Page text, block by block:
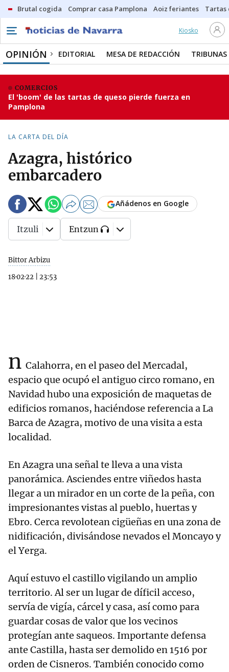
Brutal cogida Comprar casa Pamplona Aoiz feriantes Tartas
Kiosko
OPINIÓN EDITORIAL MESA DE REDACCIÓN TRIBUNAS
COMERCIOS
El 'boom' de las tartas de queso pierde fuerza en
Pamplona
LA CARTA DEL DÍA
Azagra, histórico
embarcadero
Bittor Arbizu
18·02·22
23:53
Añádenos en Google
Itzuli Entzun
n Calahorra, en el paseo del Mercadal,
espacio que ocupó el antiguo circo romano, en
Navidad hubo una exposición de maquetas de
edificios romanos, haciéndose referencia a La
Barca de Azagra, motivo de una visita a esta
localidad.
En Azagra una señal te lleva a una vista
panorámica. Asciendes entre viñedos hasta
llegar a un mirador en un corte de la peña, con
impresionantes vistas al pueblo, huertas y
Ebro. Cerca revolotean cigüeñas en una zona de
nidificación, divisándose nevados el Moncayo y
el Yerga.
Aquí estuvo el castillo vigilando un amplio
territorio. Al ser un lugar de díficil acceso,
servía de vigía, cárcel y casa, así como para
guardar cosas de valor que los vecinos
protegían ante saqueos. Importante defensa
ante Castilla, hasta ser demolido en 1516 por
orden de Cisneros. También conocido como